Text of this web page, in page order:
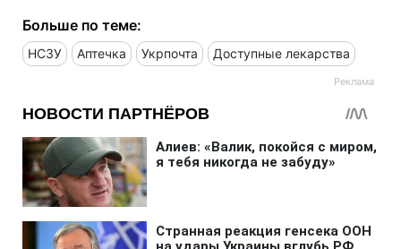
Больше по теме:
НСЗУ Аптечка Укрпочта Доступные лекарства